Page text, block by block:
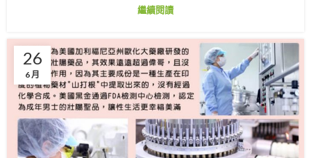
繼續閱讀
26
6 月